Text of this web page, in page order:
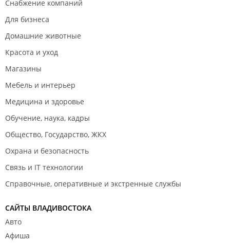
Снабжение компаний
Для бизнеса
Домашние животные
Красота и уход
Магазины
Мебель и интерьер
Медицина и здоровье
Обучение, наука, кадры
Общество, Государство, ЖКХ
Охрана и безопасность
Связь и IT технологии
Справочные, оперативные и экстренные службы
САЙТЫ ВЛАДИВОСТОКА
Авто
Афиша